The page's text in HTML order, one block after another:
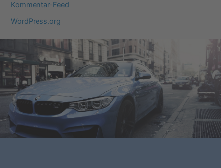
Kommentar-Feed
WordPress.org